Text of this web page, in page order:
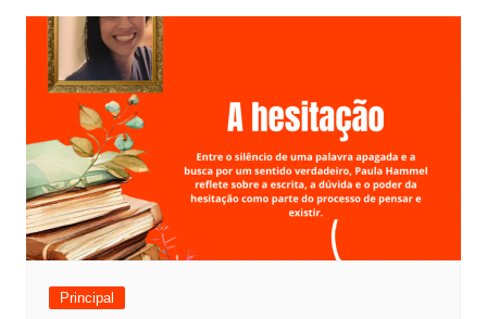
Principal